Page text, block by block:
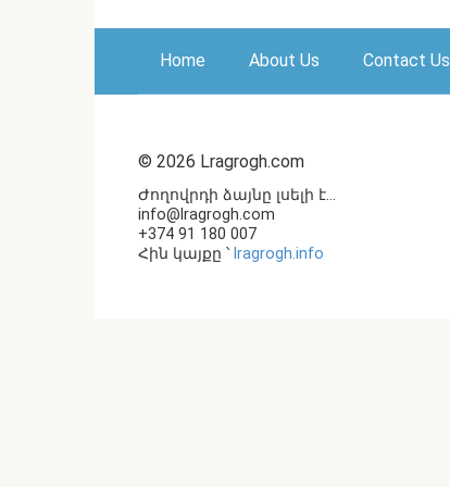
Home About Us Contact Us
© 2026 Lragrogh.com
Ժողովրդի ձայնը լսելի է...
info@lragrogh.com
+374 91 180 007
Հին կայքը ՝ lragrogh.info